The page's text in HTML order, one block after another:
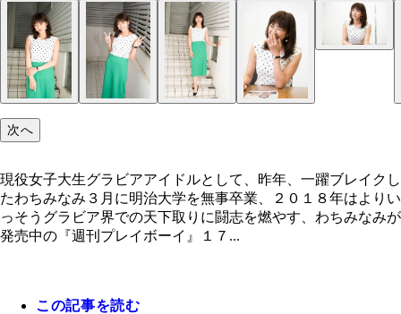
次へ
現役女子大生グラビアアイドルとして、昨年、一躍ブレイクし
たわちみなみ３月に明治大学を無事卒業、２０１８年はよりい
っそうグラビア界での天下取りに闘志を燃やす、わちみなみが
発売中の『週刊プレイボーイ』１７...
この記事を読む